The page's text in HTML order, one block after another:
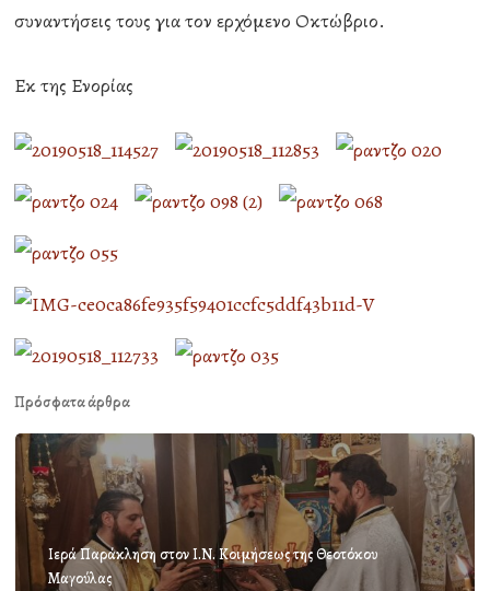
συναντήσεις τους για τον ερχόμενο Οκτώβριο.
Εκ της Ενορίας
Πρόσφατα άρθρα
Ιερά Παράκληση στον Ι.Ν. Κοιμήσεως της Θεοτόκου
Μαγούλας